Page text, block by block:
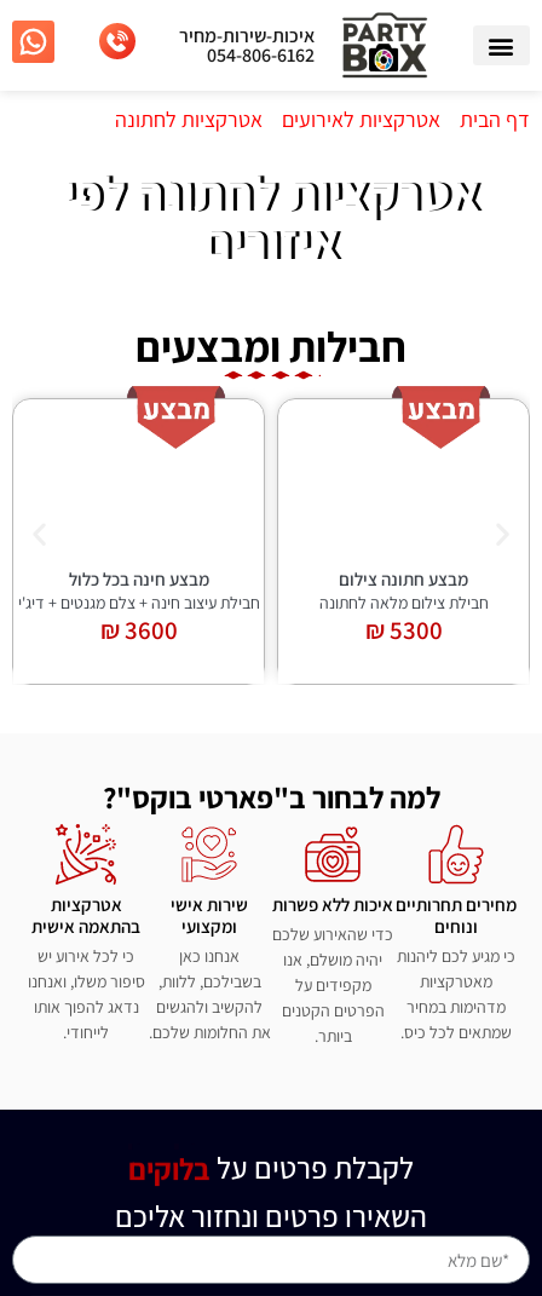
איכות-שירות-מחיר
054-806-6162
דף הבית אטרקציות לאירועים אטרקציות לחתונה
אטרקציות לחתונה לפי
איזורים
חבילות ומבצעים
מבצע חתונה צילום
חבילת צילום מלאה לחתונה
5300 ₪
מבצע חינה בכל כלול
חבילת עיצוב חינה + צלם מגנטים + דיג'י
3600 ₪
למה לבחור ב"פארטי בוקס"?
מחירים תחרותיים
ונוחים
כי מגיע לכם ליהנות
מאטרקציות
מדהימות במחיר
שמתאים לכל כיס.
איכות ללא פשרות
כדי שהאירוע שלכם
יהיה מושלם, אנו
מקפידים על
הפרטים הקטנים
ביותר.
שירות אישי
ומקצועי
אנחנו כאן
בשבילכם, ללוות,
להקשיב ולהגשים
את החלומות שלכם.
אטרקציות
בהתאמה אישית
כי לכל אירוע יש
סיפור משלו, ואנחנו
נדאג להפוך אותו
לייחודי.
לקבלת פרטים על תקליטן
השאירו פרטים ונחזור אליכם